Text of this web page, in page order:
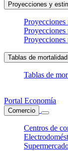
Proyecciones y
Proyecciones
Proyecciones
Tablas de mortalidad
Tablas de
Portal Economía
Comercio
Centros de